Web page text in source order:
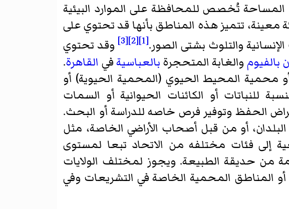
تُخصص للمحافظة على الموارد البيئية
معينة، تتميز هذه المناطق بأنها قد تحتوي على
والتلوث بشتى الصور.[1]
[2]
[3]
وقد تحتوي
بالفيوم والغابة المتحجرة بالعباسيةفي القاهرة.
محمية المحيط الحيوي (المحمية الحيوية) أو
أو الكائنات الحيوانية أو السمات
الحفظ وتوفير فرص خاصه للدراسة أو البحث.
أو من قبل أصحاب الأراضي الخاصة، مثل
إلى فئات مختلفه من الاتحاد تبعا لمستوى
من حديقة الطبيعة. ويجوز لمختلف الولايات
المناطق المحمية الخاصة في التشريعات وفي